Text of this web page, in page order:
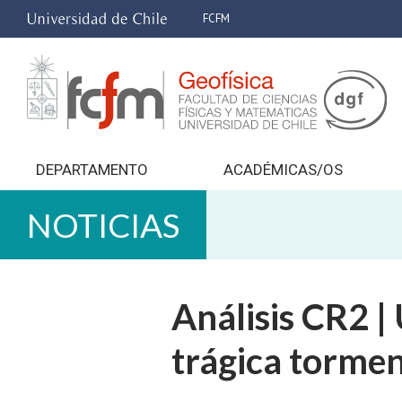
FCFM
DEPARTAMENTO ACADÉMICAS/OS
NOTICIAS
Análisis CR2
trágica